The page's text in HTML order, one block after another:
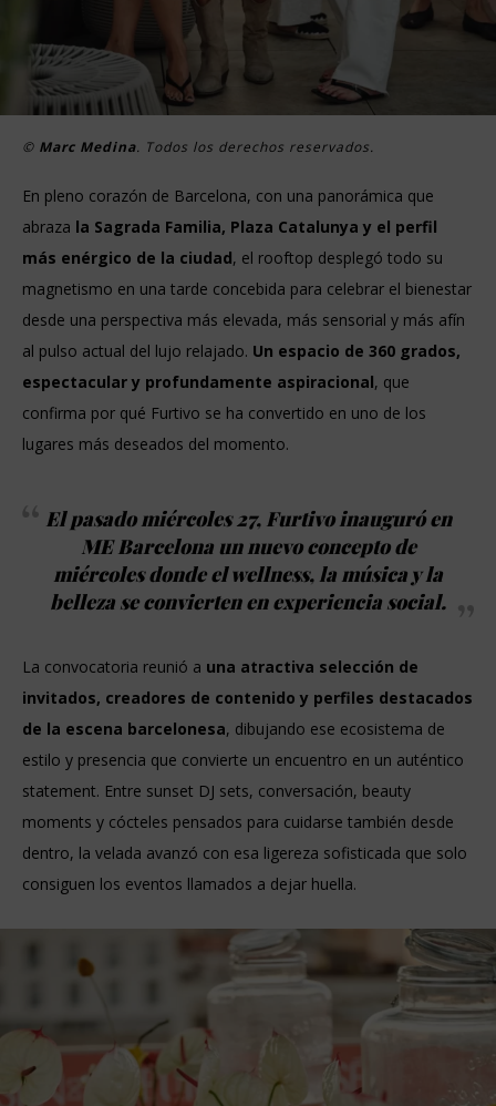
© Marc Medina. Todos los derechos reservados.
En pleno corazón de Barcelona, con una panorámica que
abraza la Sagrada Familia, Plaza Catalunya y el perfil
más enérgico de la ciudad, el rooftop desplegó todo su
magnetismo en una tarde concebida para celebrar el bienestar
desde una perspectiva más elevada, más sensorial y más afín
al pulso actual del lujo relajado. Un espacio de 360 grados,
espectacular y profundamente aspiracional, que
confirma por qué Furtivo se ha convertido en uno de los
lugares más deseados del momento.
El pasado miércoles 27, Furtivo inauguró en
ME Barcelona un nuevo concepto de
miércoles donde el wellness, la música y la
belleza se convierten en experiencia social.
La convocatoria reunió a una atractiva selección de
invitados, creadores de contenido y perfiles destacados
de la escena barcelonesa, dibujando ese ecosistema de
estilo y presencia que convierte un encuentro en un auténtico
statement. Entre sunset DJ sets, conversación, beauty
moments y cócteles pensados para cuidarse también desde
dentro, la velada avanzó con esa ligereza sofisticada que solo
consiguen los eventos llamados a dejar huella.